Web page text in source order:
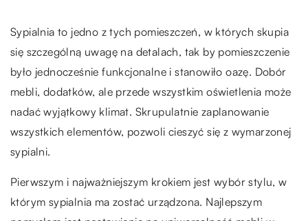
Sypialnia to jedno z tych pomieszczeń, w których skupia
się szczególną uwagę na detalach, tak by pomieszczenie
było jednocześnie funkcjonalne i stanowiło oazę. Dobór
mebli, dodatków, ale przede wszystkim oświetlenia może
nadać wyjątkowy klimat. Skrupulatnie zaplanowanie
wszystkich elementów, pozwoli cieszyć się z wymarzonej
sypialni.
Pierwszym i najważniejszym krokiem jest wybór stylu, w
którym sypialnia ma zostać urządzona. Najlepszym